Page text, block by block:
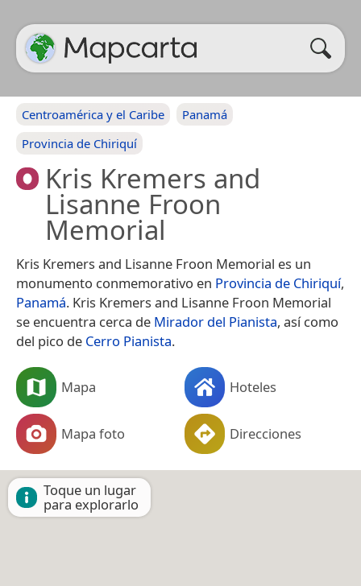
Centroamérica y el Caribe
Panamá
Provincia de Chiriquí
Kris Kremers and
Lisanne Froon
Memorial
Kris Kremers and Lisanne Froon Memorial es un
monumento conmemorativo en Provincia de Chiriquí,
Panamá. Kris Kremers and Lisanne Froon Memorial
se encuentra cerca de Mirador del Pianista, así como
del pico de Cerro Pianista.
Mapa Hoteles
Mapa foto Direcciones
Toque un lugar
para explorarlo